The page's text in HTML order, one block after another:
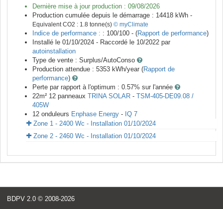
Dernière mise à jour production : 09/08/2026
Production cumulée depuis le démarrage : 14418 kWh -
Equivalent CO2 : 1.8 tonne(s) © myClimate
Indice de performance : : 100/100 - (Rapport de performance)
Installé le 01/10/2024 - Raccordé le 10/2022 par
autoinstallation
Type de vente : Surplus/AutoConso
Production attendue : 5353 kWh/year (Rapport de
performance)
Perte par rapport à l'optimum : 0.57% sur l'année
22m² 12 panneaux TRINA SOLAR - TSM-405-DE09.08 /
405W
12 onduleurs Enphase Energy - IQ 7
Zone 1 - 2400 Wc - Installation 01/10/2024
Zone 2 - 2460 Wc - Installation 01/10/2024
BDPV 2.0 © 2008-2026